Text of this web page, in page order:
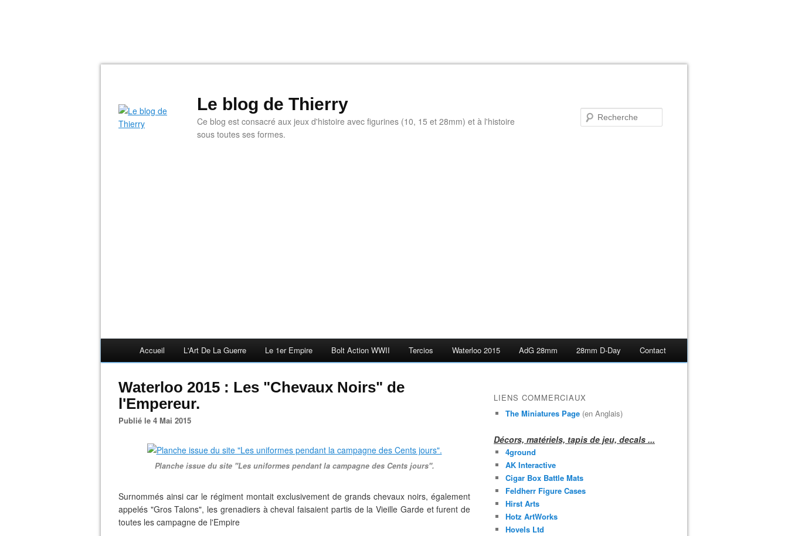
Le blog de Thierry
Ce blog est consacré aux jeux d'histoire avec figurines (10, 15 et 28mm) et à l'histoire
sous toutes ses formes.
Accueil L'Art De La Guerre Le 1er Empire Bolt Action WWII Tercios Waterloo 2015 AdG 28mm 28mm D-Day Contact
Waterloo 2015 : Les "Chevaux Noirs" de
l'Empereur.
Publié le 4 Mai 2015
Planche issue du site "Les uniformes pendant la campagne des Cents jours".
Surnommés ainsi car le régiment montait exclusivement de grands chevaux noirs, également
appelés "Gros Talons", les grenadiers à cheval faisaient partis de la Vieille Garde et furent de
toutes les campagne de l'Empire
LIENS COMMERCIAUX
The Miniatures Page (en Anglais)
Décors, matériels, tapis de jeu, decals ...
4ground
AK Interactive
Cigar Box Battle Mats
Feldherr Figure Cases
Hirst Arts
Hotz ArtWorks
Hovels Ltd